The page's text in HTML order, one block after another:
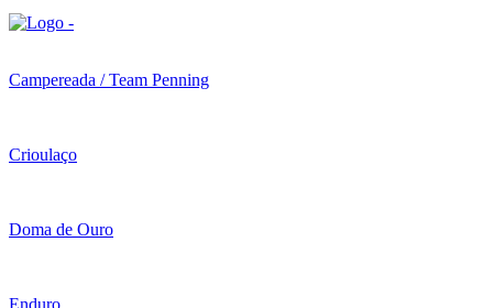
Campereada / Team Penning
Crioulaço
Doma de Ouro
Enduro